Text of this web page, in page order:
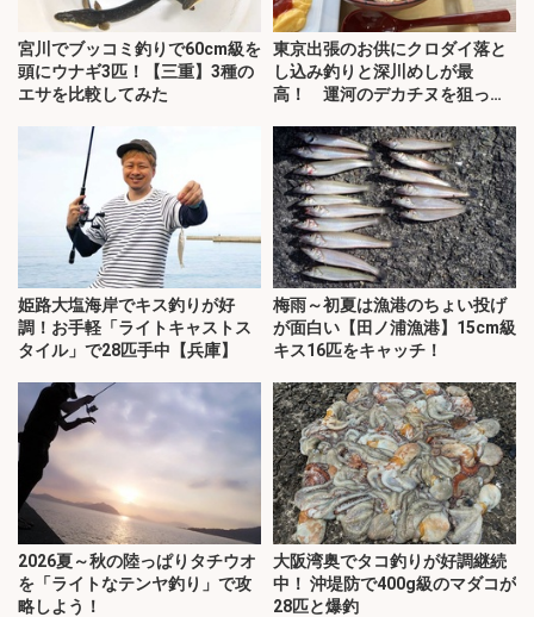
宮川でブッコミ釣りで60cm級を
頭にウナギ3匹！【三重】3種の
エサを比較してみた
東京出張のお供にクロダイ落と
し込み釣りと深川めしが最
高！ 運河のデカチヌを狙って
姫路大塩海岸でキス釣りが好
調！お手軽「ライトキャストス
タイル」で28匹手中【兵庫】
梅雨～初夏は漁港のちょい投げ
が面白い【田ノ浦漁港】15cm級
キス16匹をキャッチ！
2026夏～秋の陸っぱりタチウオ
を「ライトなテンヤ釣り」で攻
略しよう！
大阪湾奥でタコ釣りが好調継続
中！ 沖堤防で400g級のマダコが
28匹と爆釣